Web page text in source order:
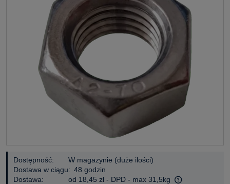
Dostępność:
W magazynie (duże ilości)
Dostawa w ciągu: 48 godzin
Dostawa:
od 18,45 zł - DPD - max 31,5kg